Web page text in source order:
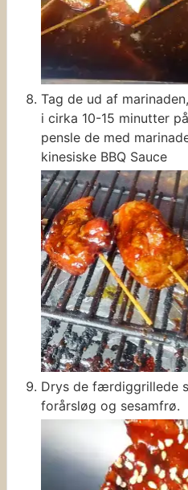
Tag de ud af
i cirka 10-15 minutter
pensle de med
kinesiske BBQ Sauce
Drys de færdiggrillede
forårsløg og sesamfrø.